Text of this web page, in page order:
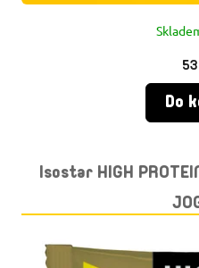
Do
Isostar HIGH